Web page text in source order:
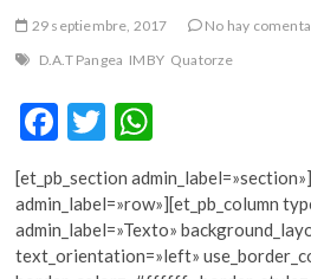
29 septiembre, 2017
No hay
D.A.T Pangea IMBY Quatorze
F
e
b
T
itt
er
at
s
[et_pb_section
admin_label=»row»][et_pb_column
admin_label=»Texto»
text_orientation=»left»